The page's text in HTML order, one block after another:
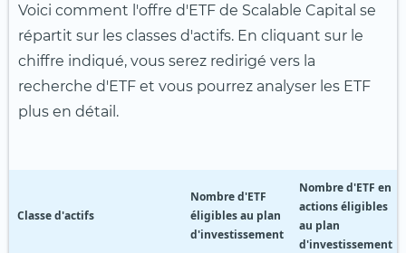
Voici comment l'offre d'ETF de Scalable Capital se
répartit sur les classes d'actifs. En cliquant sur le
chiffre indiqué, vous serez redirigé vers la
recherche d'ETF et vous pourrez analyser les ETF
plus en détail.
Classe d'actifs
Nombre d'ETF
éligibles au plan
d'investissement
Nombre d'ETF en
actions éligibles
au plan
d'investissement